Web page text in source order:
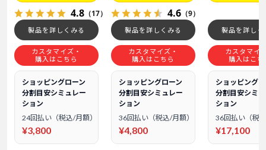
4.8 （17）
製品を詳しくみる
カスタマイズ・
購入はこちら
ショッピングローン
分割目安シミュレー
ション
24回払い（税込/月額）
¥3,800
4.6 （9）
製品を詳しくみる
カスタマイズ・
購入はこちら
ショッピングローン
分割目安シミュレー
ション
36回払い（税込/月額）
¥4,800
製品を詳しく
カスタマイ
購入はこち
ショッピング
分割目安シミ
ション
36回払い（税
¥17,100